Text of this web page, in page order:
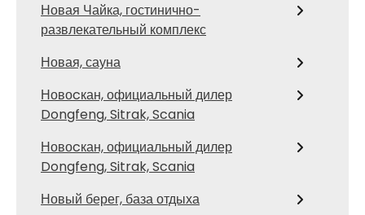
Новая Чайка, гостинично-
развлекательный комплекс
Новая, сауна
Новоcкан, официальный дилер
Dongfeng, Sitrak, Scania
Новоcкан, официальный дилер
Dongfeng, Sitrak, Scania
Новый берег, база отдыха